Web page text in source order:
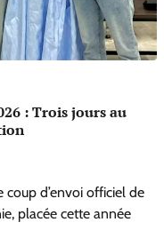
: Trois jours au
d’envoi officiel de
placée cette année